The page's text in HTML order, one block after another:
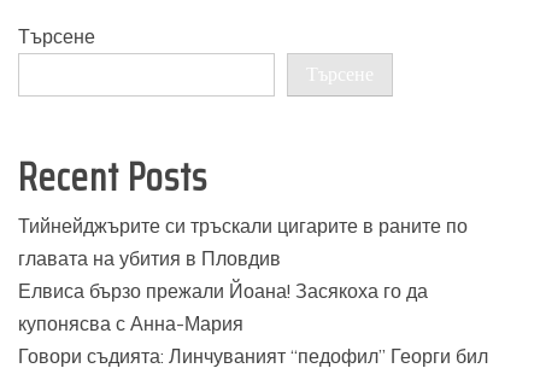
Търсене
Търсене
Recent Posts
Тийнейджърите си тръскали цигарите в раните по
главата на убития в Пловдив
Елвиса бързо прежали Йоана! Засякоха го да
купонясва с Анна-Мария
Говори съдията: Линчуваният “педофил” Георги бил